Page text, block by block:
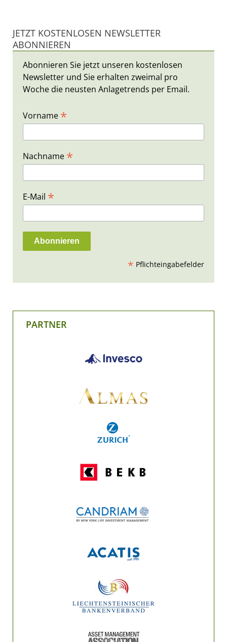
JETZT KOSTENLOSEN NEWSLETTER
ABONNIEREN
Abonnieren Sie jetzt unseren kostenlosen
Newsletter und Sie erhalten zweimal pro
Woche die neusten Anlagetrends per Email.
Vorname *
Nachname *
E-Mail *
* Pflichteingabefelder
PARTNER